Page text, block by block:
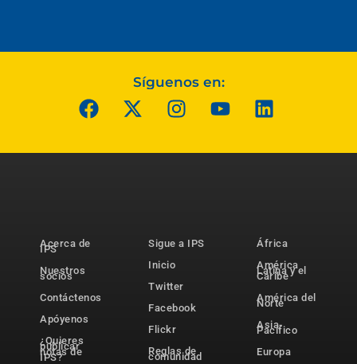
Síguenos en:
Acerca de
IPS
Nuestros
socios
Contáctenos
Apóyenos
¿Quieres
publicar
notas de
IPS?
Sigue a IPS
Inicio
Twitter
Facebook
Flickr
Reglas de
comunidad
África
América
Latina y el
Caribe
América del
Norte
Asia-
Pacífico
Europa